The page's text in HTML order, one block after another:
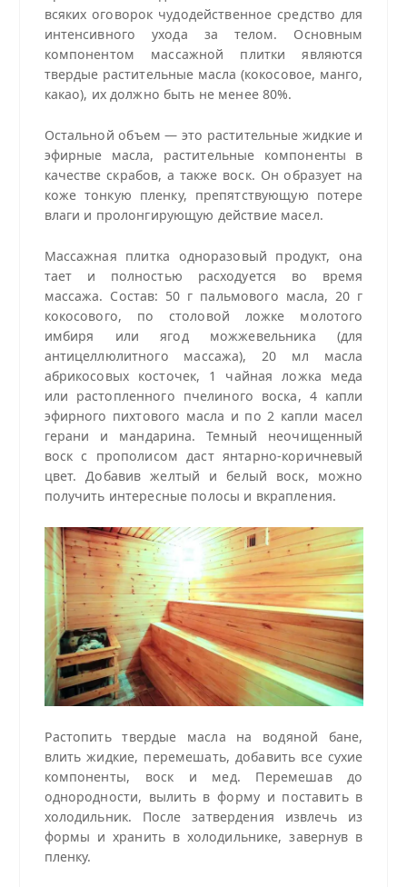
всяких оговорок чудодейственное средство для
интенсивного ухода за телом. Основным
компонентом массажной плитки являются
твердые растительные масла (кокосовое, манго,
какао), их должно быть не менее 80%.
Остальной объем — это растительные жидкие и
эфирные масла, растительные компоненты в
качестве скрабов, а также воск. Он образует на
коже тонкую пленку, препятствующую потере
влаги и пролонгирующую действие масел.
Массажная плитка одноразовый продукт, она
тает и полностью расходуется во время
массажа. Состав: 50 г пальмового масла, 20 г
кокосового, по столовой ложке молотого
имбиря или ягод можжевельника (для
антицеллюлитного массажа), 20 мл масла
абрикосовых косточек, 1 чайная ложка меда
или растопленного пчелиного воска, 4 капли
эфирного пихтового масла и по 2 капли масел
герани и мандарина. Темный неочищенный
воск с прополисом даст янтарно-коричневый
цвет. Добавив желтый и белый воск, можно
получить интересные полосы и вкрапления.
Растопить твердые масла на водяной бане,
влить жидкие, перемешать, добавить все сухие
компоненты, воск и мед. Перемешав до
однородности, вылить в форму и поставить в
холодильник. После затвердения извлечь из
формы и хранить в холодильнике, завернув в
пленку.